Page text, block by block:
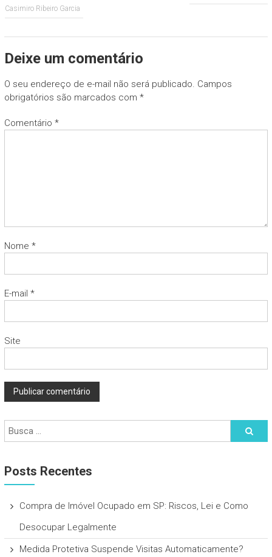
Casimiro Ribeiro Garcia
Deixe um comentário
O seu endereço de e-mail não será publicado. Campos
obrigatórios são marcados com *
Comentário *
Nome *
E-mail *
Site
Posts Recentes
Compra de Imóvel Ocupado em SP: Riscos, Lei e Como
Desocupar Legalmente
Medida Protetiva Suspende Visitas Automaticamente?